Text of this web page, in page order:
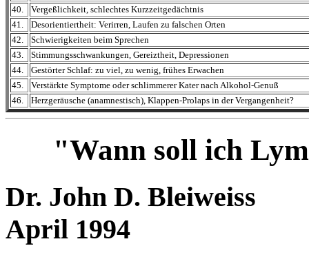
40.
Vergeßlichkeit, schlechtes Kurzzeitgedächtnis
41.
Desorientiertheit: Verirren, Laufen zu falschen Orten
42.
Schwierigkeiten beim Sprechen
43.
Stimmungsschwankungen, Gereiztheit, Depressionen
44.
Gestörter Schlaf: zu viel, zu wenig, frühes Erwachen
45.
Verstärkte Symptome oder schlimmerer Kater nach Alkohol-Genuß
46.
Herzgeräusche (anamnestisch), Klappen-Prolaps in der Vergangenheit?
"Wann soll ich
Dr. John D. Bleiweiss
April 1994